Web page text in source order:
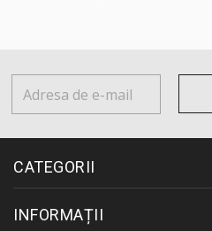
CATEGORII
INFORMAȚII